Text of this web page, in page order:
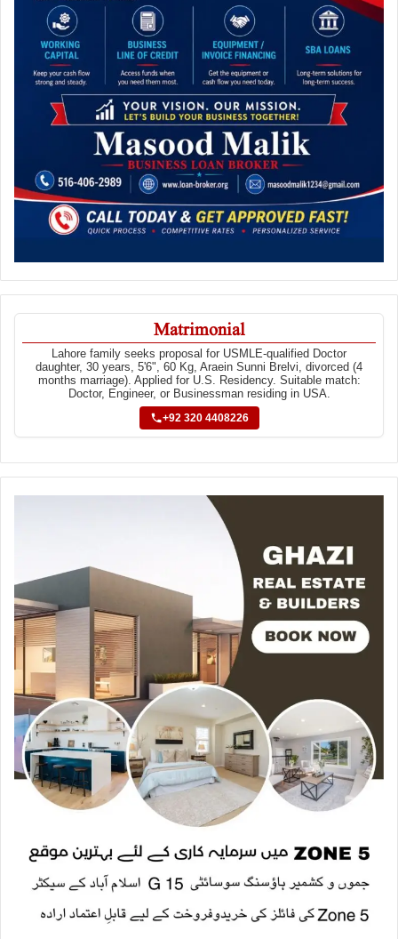
Matrimonial
Lahore family seeks proposal for USMLE-qualified Doctor
daughter, 30 years, 5'6", 60 Kg, Araein Sunni Brelvi, divorced (4
months marriage). Applied for U.S. Residency. Suitable match:
Doctor, Engineer, or Businessman residing in USA.
+92 320 4408226